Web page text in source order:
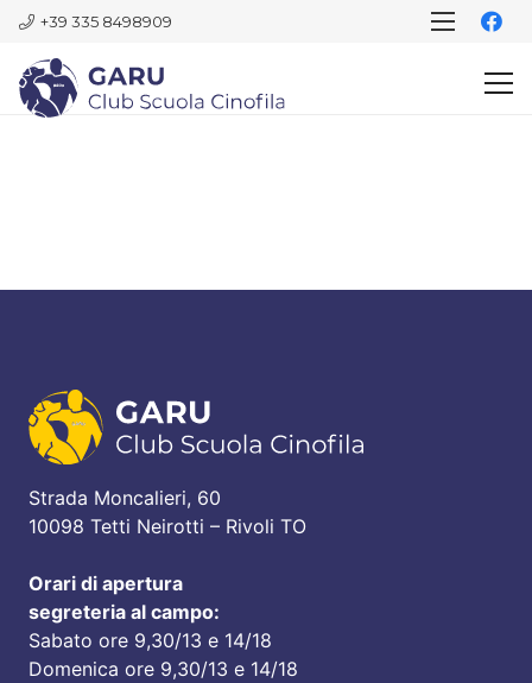
+39 335 8498909
Strada Moncalieri, 60
10098 Tetti Neirotti – Rivoli TO
Orari di apertura
segreteria al campo:
Sabato ore 9,30/13 e 14/18
Domenica ore 9,30/13 e 14/18